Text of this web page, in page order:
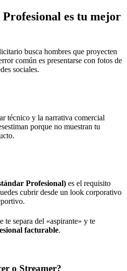
es tu mejor
busca hombres que proyecten
común es presentarse con fotos de
sociales.
técnico y la narrativa comercial
porque no muestran tu
Profesional) es el requisito
cubrir desde un look corporativo
te separa del «aspirante» y te
facturable.
o Streamer?